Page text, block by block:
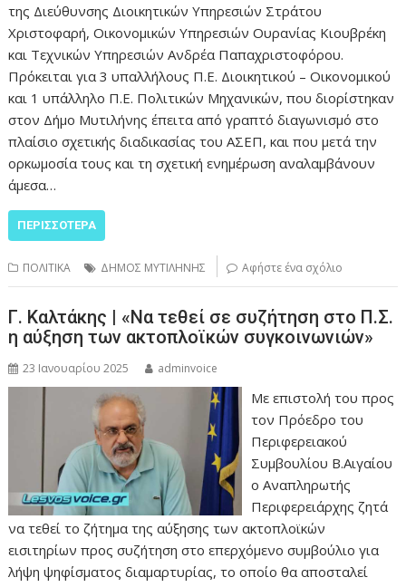
της Διεύθυνσης Διοικητικών Υπηρεσιών Στράτου
Χριστοφαρή, Οικονομικών Υπηρεσιών Ουρανίας Κιουβρέκη
και Τεχνικών Υπηρεσιών Ανδρέα Παπαχριστοφόρου.
Πρόκειται για 3 υπαλλήλους Π.Ε. Διοικητικού – Οικονομικού
και 1 υπάλληλο Π.Ε. Πολιτικών Μηχανικών, που διορίστηκαν
στον Δήμο Μυτιλήνης έπειτα από γραπτό διαγωνισμό στο
πλαίσιο σχετικής διαδικασίας του ΑΣΕΠ, και που μετά την
ορκωμοσία τους και τη σχετική ενημέρωση αναλαμβάνουν
άμεσα…
ΠΕΡΙΣΣΌΤΕΡΑ
ΠΟΛΙΤΙΚΑ ΔΗΜΟΣ ΜΥΤΙΛΗΝΗΣ Αφήστε ένα σχόλιο
Γ. Καλτάκης | «Να τεθεί σε συζήτηση στο Π.Σ.
η αύξηση των ακτοπλοϊκών συγκοινωνιών»
23 Ιανουαρίου 2025 adminvoice
Με επιστολή του προς
τον Πρόεδρο του
Περιφερειακού
Συμβουλίου Β.Αιγαίου
ο Αναπληρωτής
Περιφερειάρχης ζητά
να τεθεί το ζήτημα της αύξησης των ακτοπλοϊκών
εισιτηρίων προς συζήτηση στο επερχόμενο συμβούλιο για
λήψη ψηφίσματος διαμαρτυρίας, το οποίο θα αποσταλεί